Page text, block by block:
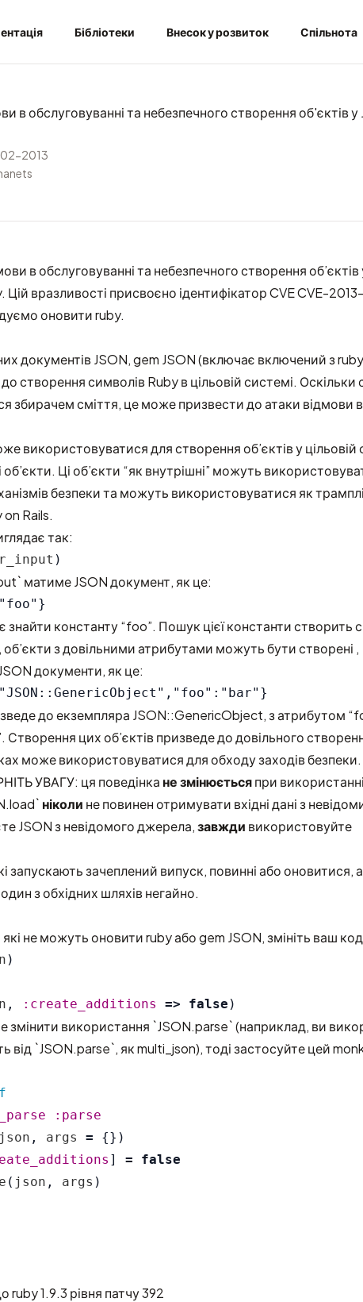
Бібліотеки Внесок у розвиток Спільнота
в обслуговуванні та небезпечного створення об'єктів у
2013
в обслуговуванні та небезпечного створення об’єктів
Цій вразливості присвоєно ідентифікатор CVE CVE-
оновити ruby.
документів JSON, gem JSON (включає включений з
створення символів Ruby в цільовій системі. Оскільки
збирачем сміття, це може призвести до атаки відмови в
використовуватися для створення об’єктів у цільовій
об’єкти. Ці об’єкти “як внутрішні” можуть
безпеки та можуть використовуватися як
on Rails.
так:
)
матиме JSON документ, як це:
знайти константу “foo”. Пошук цієї константи створить
об’єкти з довільними атрибутами можуть бути створені ,
документи, як це:
до екземпляра JSON::GenericObject, з атрибутом
Створення цих об’єктів призведе до довільного
може використовуватися для обходу заходів безпеки.
УВАГУ: ця поведінка не змінюєтьсяпри використанні
ніколи не повинен отримувати вхідні дані з
JSON з невідомого джерела,завжди використовуйте
запускають зачеплений випуск, повинні або оновитися,
з обхідних шляхів негайно.
не можуть оновити ruby або gem JSON, змініть ваш
)
, :create_additions => false )
використання `JSON.parse` (наприклад, ви
від `JSON.parse`, як multi_json), тоді застосуйте цей
:parse
json , args =
{})
] =
false
( json , args )
ruby 1.9.3 рівня патчу 392